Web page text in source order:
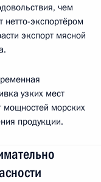
чем
нетто-экспортёром
экспорт мясной
узких мест
мощностей морских
продукции.